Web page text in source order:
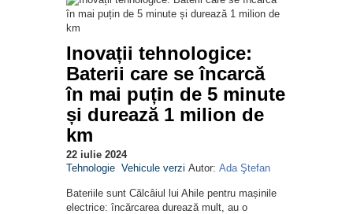
Inovații tehnologice:
Baterii care se încarcă
în mai puțin de 5 minute
și durează 1 milion de
km
22 iulie 2024
Tehnologie Vehicule verzi Autor: Ada Ştefan
Bateriile sunt Călcâiul lui Ahile pentru mașinile
electrice: încărcarea durează mult, au o